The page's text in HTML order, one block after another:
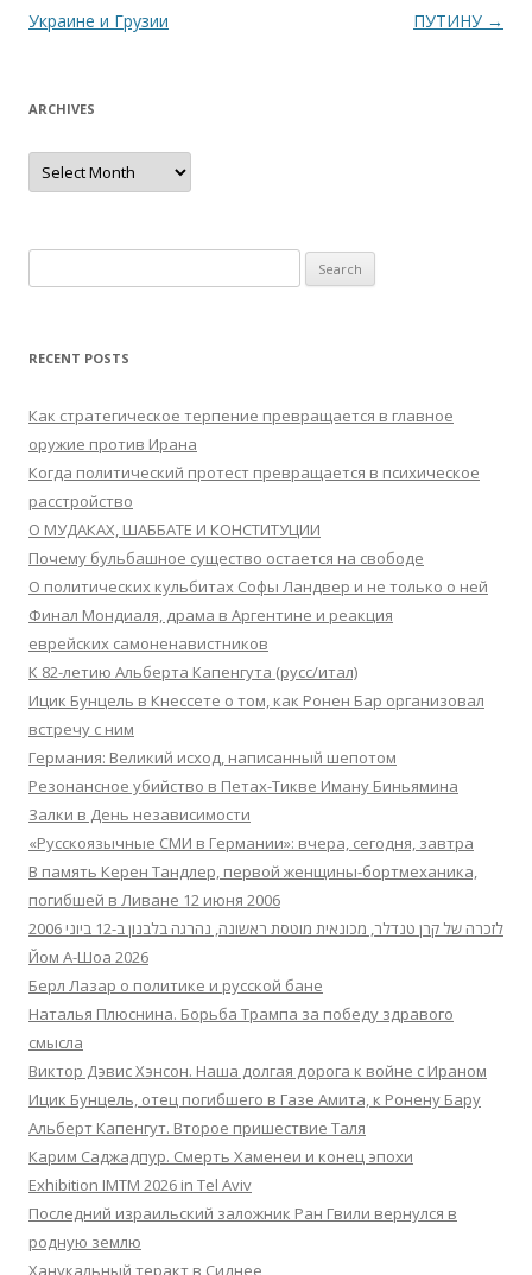
navigation
Украине и Грузии
ПУТИНУ →
ARCHIVES
Archives
for:
RECENT POSTS
Как стратегическое терпение превращается в главное
оружие против Ирана
Когда политический протест превращается в психическое
расстройство
О МУДАКАХ, ШАББАТЕ И КОНСТИТУЦИИ
Почему бульбашное существо остается на свободе
О политических кульбитах Софы Ландвер и не только о ней
Финал Мондиаля, драма в Аргентине и реакция
еврейских самоненавистников
К 82-летию Альберта Капенгута (русс/итал)
Ицик Бунцель в Кнессете о том, как Ронен Бар организовал
встречу с ним
Германия: Великий исход, написанный шепотом
Резонансное убийство в Петах-Тикве Иману Биньямина
Залки в День независимости
«Русскоязычные СМИ в Германии»: вчера, сегодня, завтра
В память Керен Тандлер, первой женщины-бортмеханика,
погибшей в Ливане 12 июня 2006
לזכרה של קרן טנדלר, מכונאית מוטסת ראשונה, נהרגה בלבנון ב-12 ביוני 2006
Йом А-Шоа 2026
Берл Лазар о политике и русской бане
Наталья Плюснина. Борьба Трампа за победу здравого
смысла
Виктор Дэвис Хэнсон. Наша долгая дорога к войне с Ираном
Ицик Бунцель, отец погибшего в Газе Амита, к Ронену Бару
Альберт Капенгут. Второе пришествие Таля
Карим Саджадпур. Смерть Хаменеи и конец эпохи
Exhibition IMTM 2026 in Tel Aviv
Последний израильский заложник Ран Гвили вернулся в
родную землю
Ханукальный теракт в Сиднее